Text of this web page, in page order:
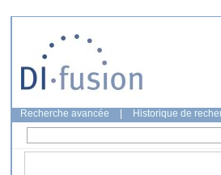
Recherche avancée Historique de